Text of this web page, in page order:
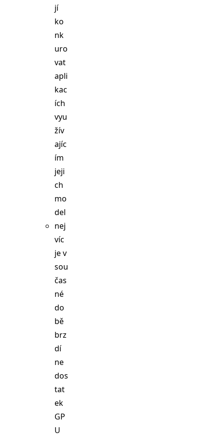
jí
ko
nk
uro
vat
apli
kac
ích
vyu
žív
ajíc
ím
jeji
ch
mo
del
nej
víc
je v
sou
čas
né
do
bě
brz
dí
ne
dos
tat
ek
GP
U